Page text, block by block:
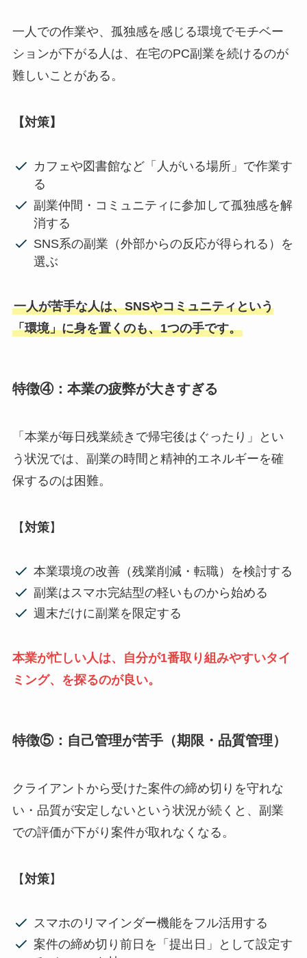
一人での作業や、孤独感を感じる環境でモチベー
ションが下がる人は、在宅のPC副業を続けるのが
難しいことがある。
【対策】
カフェや図書館など「人がいる場所」で作業す
る
副業仲間・コミュニティに参加して孤独感を解
消する
SNS系の副業（外部からの反応が得られる）を
選ぶ
一人が苦手な人は、SNSやコミュニティという
「環境」に身を置くのも、1つの手です。
特徴④：本業の疲弊が大きすぎる
「本業が毎日残業続きで帰宅後はぐったり」とい
う状況では、副業の時間と精神的エネルギーを確
保するのは困難。
【対策】
本業環境の改善（残業削減・転職）を検討する
副業はスマホ完結型の軽いものから始める
週末だけに副業を限定する
本業が忙しい人は、自分が1番取り組みやすいタイ
ミング、を探るのが良い。
特徴⑤：自己管理が苦手（期限・品質管理）
クライアントから受けた案件の締め切りを守れな
い・品質が安定しないという状況が続くと、副業
での評価が下がり案件が取れなくなる。
【対策】
スマホのリマインダー機能をフル活用する
案件の締め切り前日を「提出日」として設定す